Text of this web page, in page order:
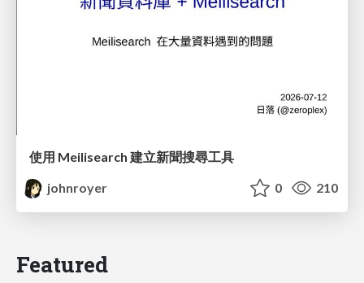
使用 Meilisearch 建立新聞搜尋工具
johnroyer
0 210
Featured